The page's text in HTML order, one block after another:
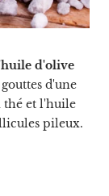
d'olive
d'une
thé et l'huile
pileux.